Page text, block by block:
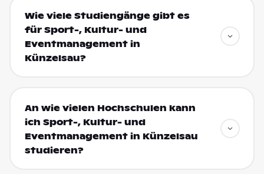
Wie viele Studiengänge gibt es
für Sport-, Kultur- und
Eventmanagement in
Künzelsau?
An wie vielen Hochschulen kann
ich Sport-, Kultur- und
Eventmanagement in Künzelsau
studieren?